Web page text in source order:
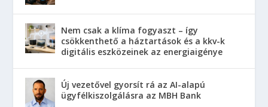
Nem csak a klíma fogyaszt – így
csökkenthető a háztartások és a kkv-k
digitális eszközeinek az energiaigénye
Új vezetővel gyorsít rá az AI-alapú
ügyfélkiszolgálásra az MBH Bank